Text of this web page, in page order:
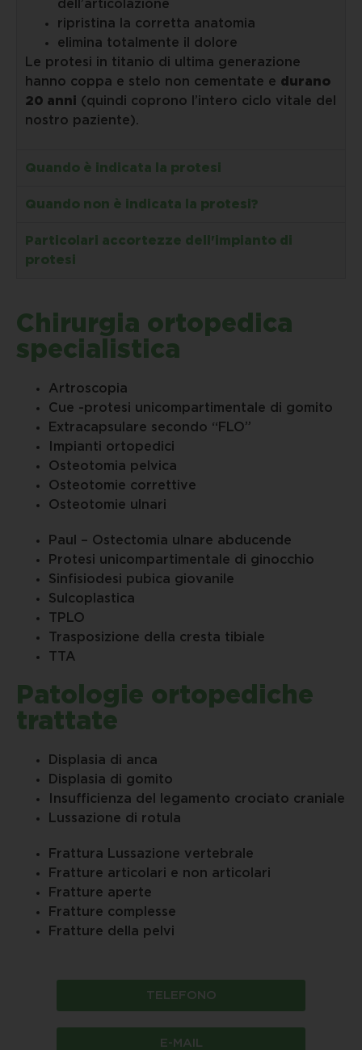
dell’articolazione
ripristina la corretta anatomia
elimina totalmente il dolore
Le protesi in titanio di ultima generazione
hanno coppa e stelo non cementate e durano
20 anni
(quindi coprono l’intero ciclo vitale del
nostro paziente).
Quando è indicata la protesi
Quando non è indicata la protesi?
Particolari accortezze dell'impianto di
protesi
Chirurgia ortopedica
specialistica
Artroscopia
Cue -protesi unicompartimentale di gomito
Extracapsulare secondo “FLO”
Impianti ortopedici
Osteotomia pelvica
Osteotomie correttive
Osteotomie ulnari
Paul – Ostectomia ulnare abducende
Protesi unicompartimentale di ginocchio
Sinfisiodesi pubica giovanile
Sulcoplastica
TPLO
Trasposizione della cresta tibiale
TTA
Patologie ortopediche
trattate
Displasia di anca
Displasia di gomito
Insufficienza del legamento crociato craniale
Lussazione di rotula
Frattura Lussazione vertebrale
Fratture articolari e non articolari
Fratture aperte
Fratture complesse
Fratture della pelvi
TELEFONO
E-MAIL